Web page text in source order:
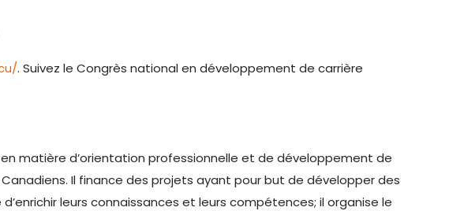
. Suivez le Congrès national en développement de carrière
matière d’orientation professionnelle et de développement de
Il finance des projets ayant pour but de développer des
leurs connaissances et leurs compétences; il organise le